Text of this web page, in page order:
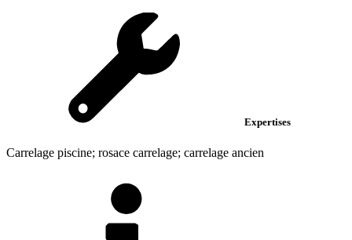
Expertises
Carrelage piscine; rosace carrelage; carrelage ancien